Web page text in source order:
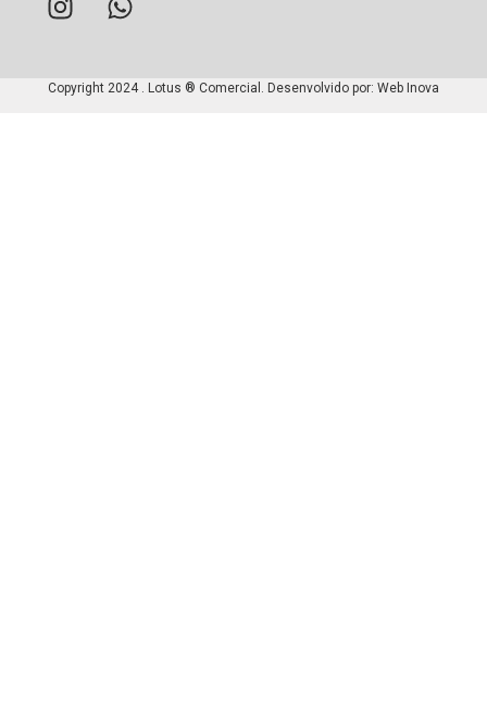
Copyright 2024 . Lotus ® Comercial. Desenvolvido por: Web Inova